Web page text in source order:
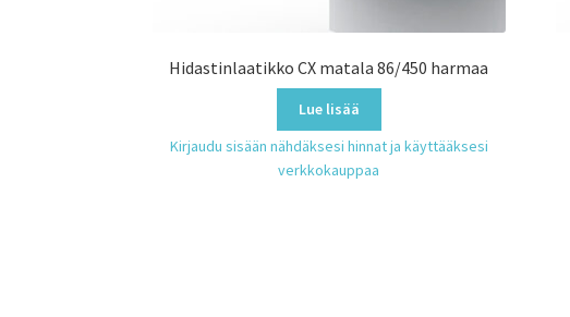
Hidastinlaatikko CX matala 86/450 harmaa
Lue lisää
Kirjaudu sisään nähdäksesi hinnat ja käyttääksesi
verkkokauppaa